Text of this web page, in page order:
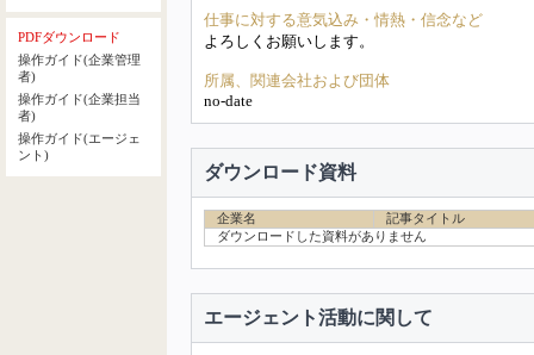
PDFダウンロード
操作ガイド(企業管理
者)
操作ガイド(企業担当
者)
操作ガイド(エージェ
ント)
仕事に対する意気込み・情熱・信念など
よろしくお願いします。
所属、関連会社および団体
no-date
ダウンロード資料
企業名
記事タイトル
ダウンロードした資料がありません
エージェント活動に関して